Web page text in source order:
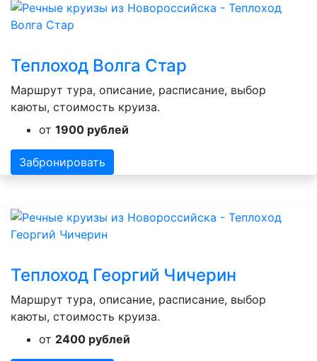
Теплоход Волга Стар
Маршрут тура, описание, расписание, выбор
каюты, стоимость круиза.
от 1900 рублей
Забронировать
Теплоход Георгий Чичерин
Маршрут тура, описание, расписание, выбор
каюты, стоимость круиза.
от 2400 рублей